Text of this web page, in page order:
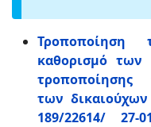
καθορισμό των
των
189/22614/ 27-